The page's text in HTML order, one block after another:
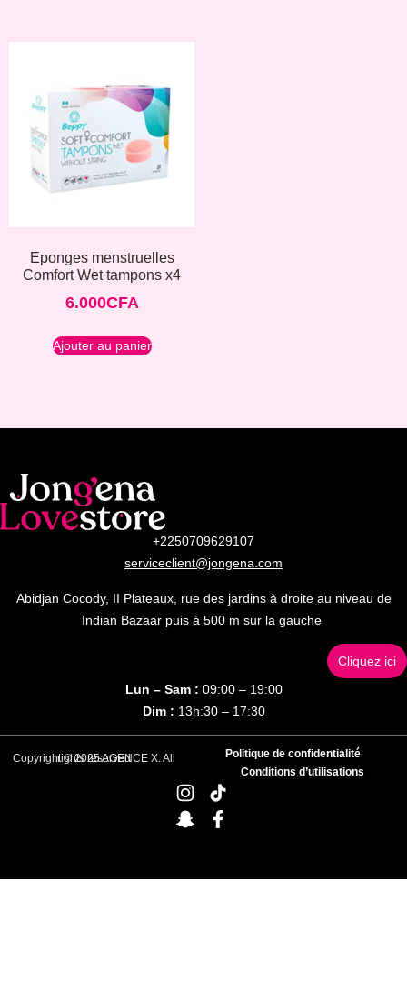
Eponges menstruelles
Comfort Wet tampons x4
6.000CFA
Ajouter au panier
+2250709629107
serviceclient@jongena.com
Abidjan Cocody, II Plateaux, rue des jardins à droite au niveau de
Indian Bazaar puis à 500 m sur la gauche
Cliquez ici
Lun – Sam : 09:00 – 19:00
Dim : 13h:30 – 17:30
Copyright © 2025 AGENCE X. All rights reserved
Politique de confidentialité
Conditions d’utilisations